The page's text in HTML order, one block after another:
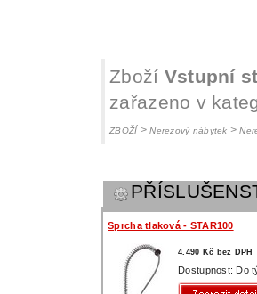
Zboží Vstupní
zařazeno v
ZBOŽÍ>Nerezový nábytek >
Sprcha tlaková - STAR100
4.490 Kč bez DPH
Dostupnost: Do